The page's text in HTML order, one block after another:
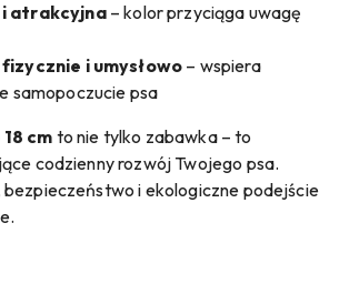
atrakcyjna– kolor przyciąga uwagę
i umysłowo – wspiera
samopoczucie psa
cm to nie tylko zabawka – to
codzienny rozwój Twojego psa.
bezpieczeństwo i ekologiczne podejście